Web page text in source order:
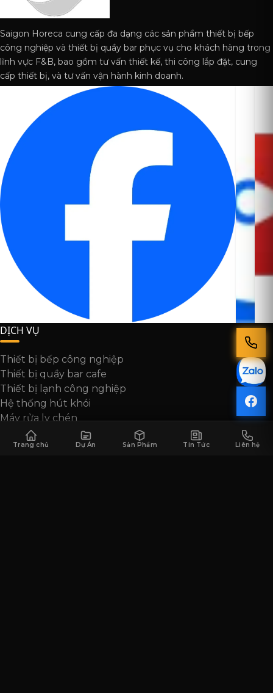
Saigon Horeca cung cấp đa dạng các sản phẩm thiết bị bếp
công nghiệp và thiết bị quầy bar phục vụ cho khách hàng trong
lĩnh vực F&B, bao gồm tư vấn thiết kế, thi công lắp đặt, cung
cấp thiết bị, và tư vấn vận hành kinh doanh.
DỊCH VỤ
Thiết bị bếp công nghiệp
Thiết bị quầy bar cafe
Thiết bị lạnh công nghiệp
Hệ thống hút khói
Máy rửa ly chén
HỖ TRỢ
Trang chủ Dự Án Sản Phẩm Tin Tức Liên hệ